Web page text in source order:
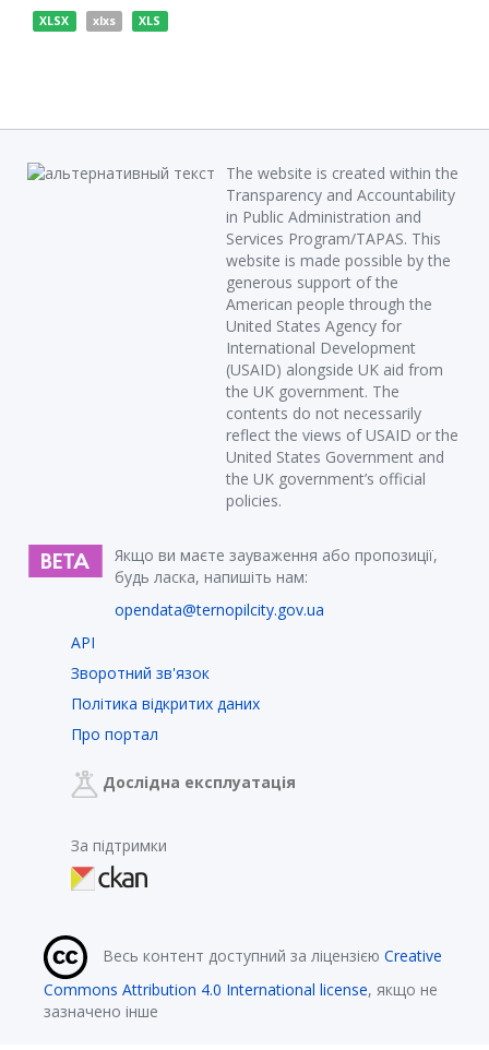
XLSX xlxs XLS
The website is created within the
Transparency and Accountability
in Public Administration and
Services Program/TAPAS. This
website is made possible by the
generous support of the
American people through the
United States Agency for
International Development
(USAID) alongside UK aid from
the UK government. The
contents do not necessarily
reflect the views of USAID or the
United States Government and
the UK government’s official
policies.
Якщо ви маєте зауваження або пропозиції,
будь ласка, напишіть нам:
opendata@ternopilcity.gov.ua
API
Зворотний зв'язок
Політика відкритих даних
Про портал
Дослідна експлуатація
За підтримки
Весь контент доступний за ліцензією Creative
Commons Attribution 4.0 International license, якщо не
зазначено інше